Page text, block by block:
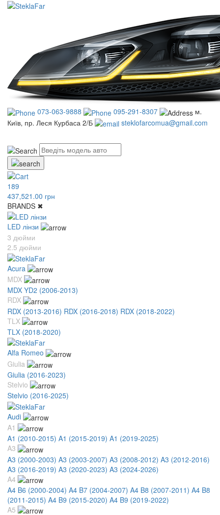
073-063-9888 095-291-8307
м.
Київ, пр. Леся Курбаса 2/Б
steklofarcomua@gmail.com
189
437,521.00 грн
BRANDS ✖
LED лінзи
3 дюйми
2.5 дюйми
Acura
MDX
MDX YD2 (2006-2013)
RDX
RDX (2013-2016) RDX (2016-2018) RDX (2018-2022)
TLX
TLX (2018-2020)
Alfa Romeo
Giulia
Giulia (2016-2023)
Stelvio
Stelvio (2016-2025)
Audi
A1
A1 (2010-2015) A1 (2015-2019) A1 (2019-2025)
A3
A3 (2000-2003) A3 (2003-2007) A3 (2008-2012) A3 (2012-2016)
A3 (2016-2019) A3 (2020-2023) A3 (2024-2026)
A4
A4 B6 (2000-2004) A4 B7 (2004-2007) A4 B8 (2007-2011) A4 B8
(2011-2015) A4 B9 (2015-2020) A4 B9 (2019-2022)
A5